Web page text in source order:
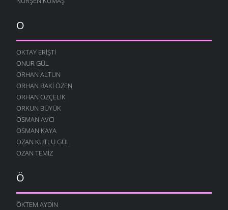
10 AĞUSTOS 2004
YENIDEN
10 AĞUSTOS 2004
DILFEZ
24 TEMMUZ 2004
O
OKTAY ERIŞTI
ONUR GÜL
ORHAN ALTUN
ORHAN BAKI ÖZEN
ORHAN ÖZÇELIK
ORKUN BÜYÜK
OSMAN AVCI
OSMAN KAYA
OZAN KUTLU GÜL
OZAN TEMIZ
Ö
ÖKTEM AYDIN